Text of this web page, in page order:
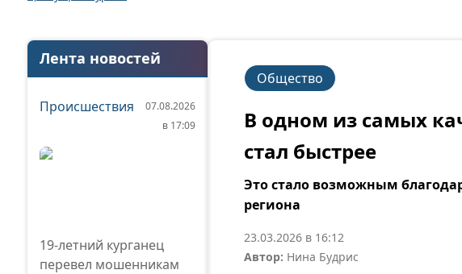
Лента новостей
Происшествия
07.08.2026
в 17:09
19-летний курганец
перевел мошенникам
Общество
В одном из самых
стал быстрее
Это стало возможным
региона
23.03.2026 в 16:12
Автор: Нина Будрис